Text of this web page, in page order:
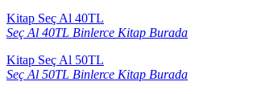
Kitap Seç Al 40TL
Seç Al 40TL Binlerce Kitap Burada
Kitap Seç Al 50TL
Seç Al 50TL Binlerce Kitap Burada